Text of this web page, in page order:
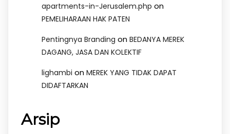
apartments-in-Jerusalem.php on
PEMELIHARAAN HAK PATEN
Pentingnya Branding on BEDANYA MEREK
DAGANG, JASA DAN KOLEKTIF
lighambi on MEREK YANG TIDAK DAPAT
DIDAFTARKAN
Arsip